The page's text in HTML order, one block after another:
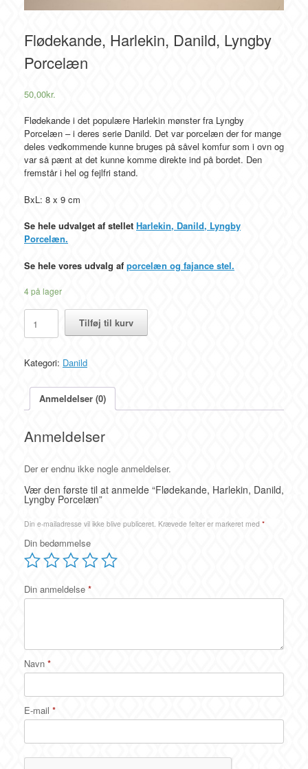
Flødekande, Harlekin, Danild, Lyngby
Porcelæn
50,00kr.
Flødekande i det populære Harlekin mønster fra Lyngby
Porcelæn – i deres serie Danild. Det var porcelæn der for mange
deles vedkommende kunne bruges på såvel komfur som i ovn og
var så pænt at det kunne komme direkte ind på bordet. Den
fremstår i hel og fejlfri stand.
BxL: 8 x 9 cm
Se hele udvalget af stellet Harlekin, Danild, Lyngby
Porcelæn.
Se hele vores udvalg af porcelæn og fajance stel.
4 på lager
Flødekande,
Harlekin,
Danild,
Porcelæn
Tilføj til kurv
Kategori: Danild
Anmeldelser (0)
Anmeldelser
Der er endnu ikke nogle anmeldelser.
Vær den første til at anmelde “Flødekande, Harlekin, Danild,
Lyngby Porcelæn”
Din e-mailadresse vil ikke blive publiceret. Krævede felter er markeret med *
Din bedømmelse
Din anmeldelse *
Navn *
E-mail *